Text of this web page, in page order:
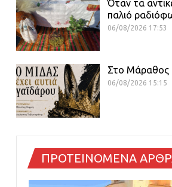
Όταν τα
παλιό
06/08/2026 17:53
Στο Μάραθος
06/08/2026 15:15
ΠΡΟΤΕΙΝΟΜΕΝΑ